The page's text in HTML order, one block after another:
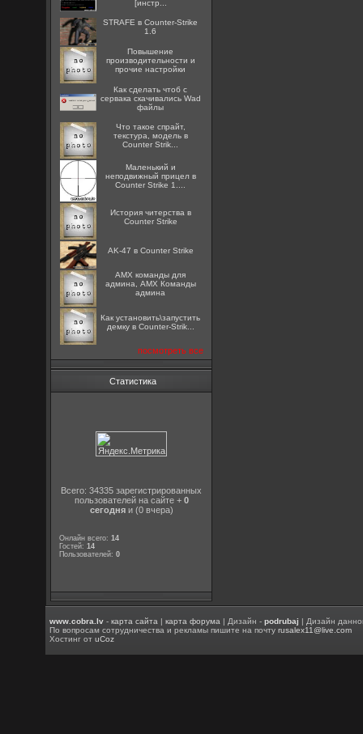
[инстр...
STRAFE в Counter-Strike
1.6
Повышение
производительности и
прочие настройки
Как сделать чтоб с
сервака скачивались Wad
файлы
Что такое спрайт,
текстура, модель в
Counter Strik...
Маленький и
неподвижный прицел в
Counter Strike 1....
История читерства в
Counter Strike
AK-47 в Counter Strike
AMX команды для
админа, AMX Команды
админа
Как установить\запустить
демку в Counter-Strik...
посмотреть все
Статистика
Всего: 34335 зарегистрированных
пользователей на сайте + 0
сегодняи (0 вчера)
Онлайн всего:14
Гостей:14
Пользователей:0
www.cobra.lv -карта сайта |карта форума | Дизайн -podrubaj | Дизайн
По вопросам сотрудничества и рекламы пишите на почтуrusalex11@live.com
Хостинг отuCoz